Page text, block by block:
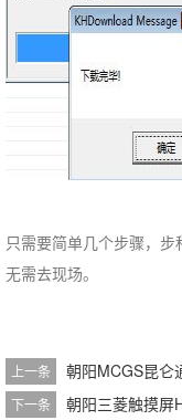
只需要简单几个步骤，步
无需去现场。
上一条 朝阳MCGS昆仑
下一条 朝阳三菱触摸屏